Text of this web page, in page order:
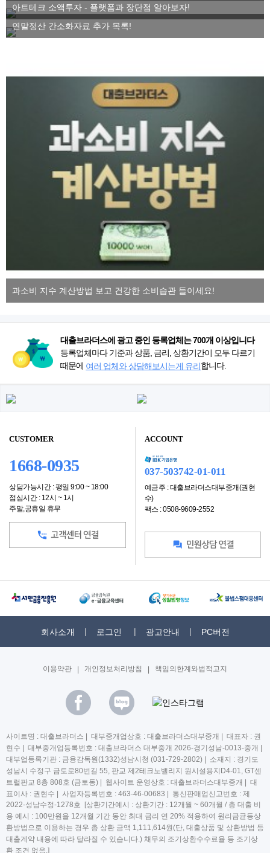
아트테크 소액투자 - 플랫폼과 장단점 알아보자!
연말정산 간소화자료 추가 목록!
과소비 지수 계산방법 보고 건강한 소비습관 들이세요!
대출브라더스에 광고 중인 등록업체는 700개 이상입니다
등록업체마다 기준과 상품, 금리, 상환기간이 모두 다르기
때문에 여러 업체와 상담해보시는게 유리합니다.
CUSTOMER
1668-0935
상담가능시간 : 평일 9:00 ~ 18:00
점심시간 : 12시 ~ 1시
주말,공휴일 휴무
ACCOUNT
037-503742-01-011
예금주 : 대출브라더스대부중개(권현
수)
팩스 : 0508-9609-2552
회사소개 로그인 광고안내 PC버전
이용약관 | 개인정보처리방침 | 책임의한계와법적고지
사이트명 : 대출브라더스 | 대부중개업상호 : 대출브라더스대부중개 | 대표자 : 권
현수 | 대부중개업등록번호 : 대출브라더스 대부중개 2026-경기성남-0013-중개 |
대부업등록기관 : 금융감독원(1332)성남시청 (031-729-2802) | 소재지 : 경기도
성남시 수정구 금토로80번길 55, 판교 제2테크노밸리지 원시설용지D4-01, GT센
트럴판교 8층 808호 (금토동) | 웹사이트 운영상호 : 대출브라더스대부중개 | 대
표이사 : 권현수 | 사업자등록번호 : 463-46-00683 | 통신판매업신고번호 : 제
2022-성남수정-1278호 [상환기간예시 : 상환기간 : 12개월 ~ 60개월 / 총 대출 비
용 예시 : 100만원을 12개월 기간 동안 최대 금리 연 20% 적용하여 원리금균등상
환방법으로 이용하는 경우 총 상환 금액 1,111,614원(단, 대출상품 및 상환방법 등
대출계약 내용에 따라 달라질 수 있습니다.) 채무의 조기상환수수료율 등 조기상
환 조건 없음.]